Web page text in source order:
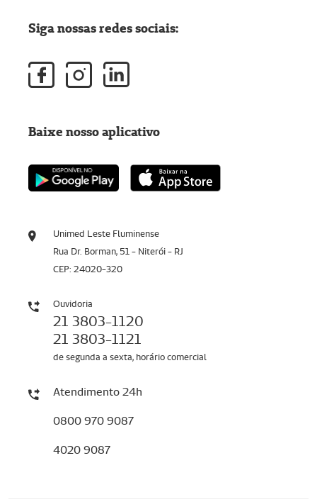
Unimed Leste Fluminense
Rua Dr. Borman, 51 - Niterói - RJ
CEP: 24020-320
Ouvidoria
21 3803-1120
21 3803-1121
de segunda a sexta, horário comercial
Atendimento 24h
0800 970 9087
4020 9087
Siga nossas redes sociais:
Baixe nosso aplicativo